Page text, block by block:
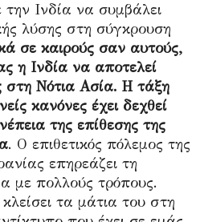
Ινδία να συμβάλει
λύσης στη σύγκρουση
σε καιρούς σαν αυτούς,
η Ινδία να αποτελεί
στη Νότια Ασία. Η τάξη
κανόνες έχει δεχθεί
της επίθεσης της
. Ο επιθετικός πόλεμος της
επηρεάζει τη
με πολλούς τρόπους.
τα μάτια του στη